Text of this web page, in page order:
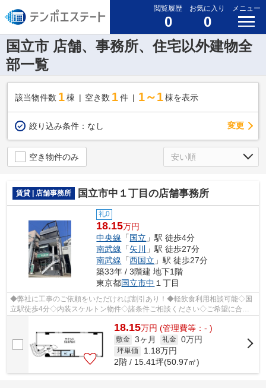
閲覧履歴
0
お気に入り
0
メニュー
国立市 店舗、事務所、住宅以外建物全
部一覧
該当物件数 1棟 空き数 1 件 1～1 棟を表示
絞り込み条件： なし 変更
空き物件のみ
賃貸 | 店舗事務所 国立市中１丁目の店舗事務所
礼0
18.15万円
中央線 「国立 」駅 徒歩4分
南武線 「矢川
」駅 徒歩27分
南武線 「西国立 」駅 徒歩27分
築33年 / 3階建 地下1階
東京都国立市中 １丁目
◆弊社に工事のご依頼をいただければ割引あり！◆軽飲食利用相談可能◇国
立駅徒歩4分◇内装スケルトン物件◇諸条件ご相談ください◇ご希望に合わ
18.15万円 (管理費等：- )
敷金 3ヶ月 礼金 0万円
坪単価 1.18万円
2階 / 15.41坪(50.97㎡)